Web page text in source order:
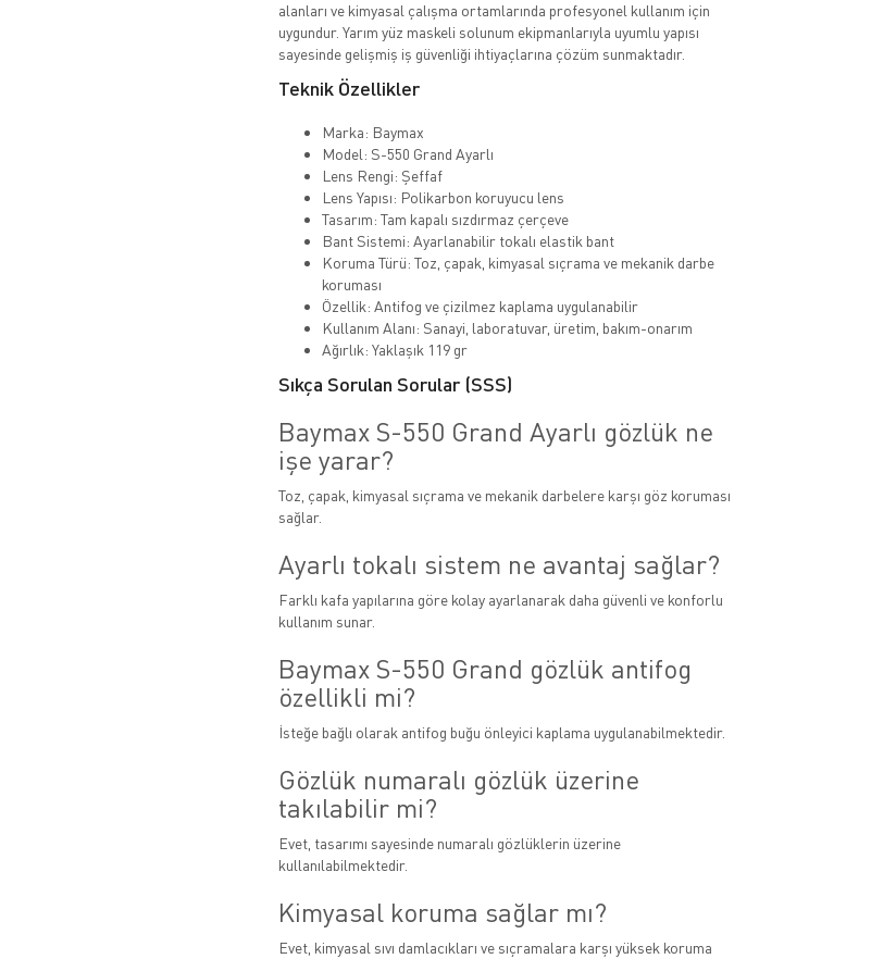
alanları ve kimyasal çalışma ortamlarında profesyonel kullanım için
uygundur. Yarım yüz maskeli solunum ekipmanlarıyla uyumlu yapısı
sayesinde gelişmiş iş güvenliği ihtiyaçlarına çözüm sunmaktadır.
Teknik Özellikler
Marka: Baymax
Model: S-550 Grand Ayarlı
Lens Rengi: Şeffaf
Lens Yapısı: Polikarbon koruyucu lens
Tasarım: Tam kapalı sızdırmaz çerçeve
Bant Sistemi: Ayarlanabilir tokalı elastik bant
Koruma Türü: Toz, çapak, kimyasal sıçrama ve mekanik darbe
koruması
Özellik: Antifog ve çizilmez kaplama uygulanabilir
Kullanım Alanı: Sanayi, laboratuvar, üretim, bakım-onarım
Ağırlık: Yaklaşık 119 gr
Sıkça Sorulan Sorular (SSS)
Baymax S-550 Grand Ayarlı gözlük ne
işe yarar?
Toz, çapak, kimyasal sıçrama ve mekanik darbelere karşı göz koruması
sağlar.
Ayarlı tokalı sistem ne avantaj sağlar?
Farklı kafa yapılarına göre kolay ayarlanarak daha güvenli ve konforlu
kullanım sunar.
Baymax S-550 Grand gözlük antifog
özellikli mi?
İsteğe bağlı olarak antifog buğu önleyici kaplama uygulanabilmektedir.
Gözlük numaralı gözlük üzerine
takılabilir mi?
Evet, tasarımı sayesinde numaralı gözlüklerin üzerine
kullanılabilmektedir.
Kimyasal koruma sağlar mı?
Evet, kimyasal sıvı damlacıkları ve sıçramalara karşı yüksek koruma